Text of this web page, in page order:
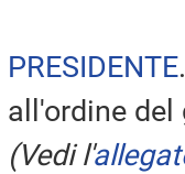
PRESIDENTE
all'ordine
(Vedi l'